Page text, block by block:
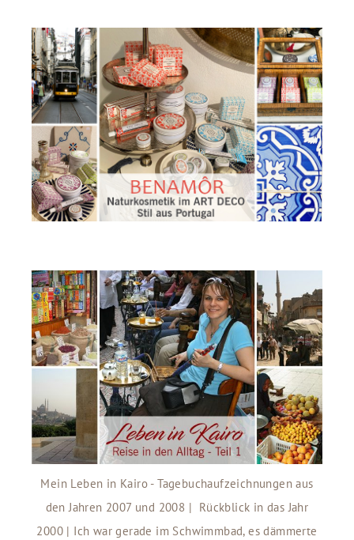
Mein Leben in Kairo - Tagebuchaufzeichnungen aus
den Jahren 2007 und 2008 | Rückblick in das Jahr
2000 | Ich war gerade im Schwimmbad, es dämmerte